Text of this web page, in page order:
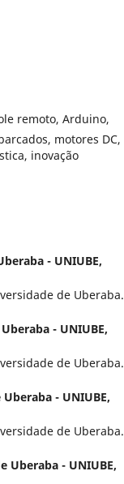
remoto, Arduino,
motores DC,
inovação
- UNIUBE,
de Uberaba.
- UNIUBE,
de Uberaba.
- UNIUBE,
de Uberaba.
Uberaba - UNIUBE,